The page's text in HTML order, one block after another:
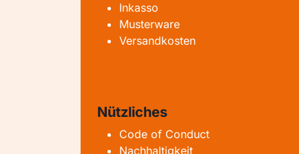
Inkasso
Musterware
Versandkosten
Nützliches
Code of Conduct
Nachhaltigkeit